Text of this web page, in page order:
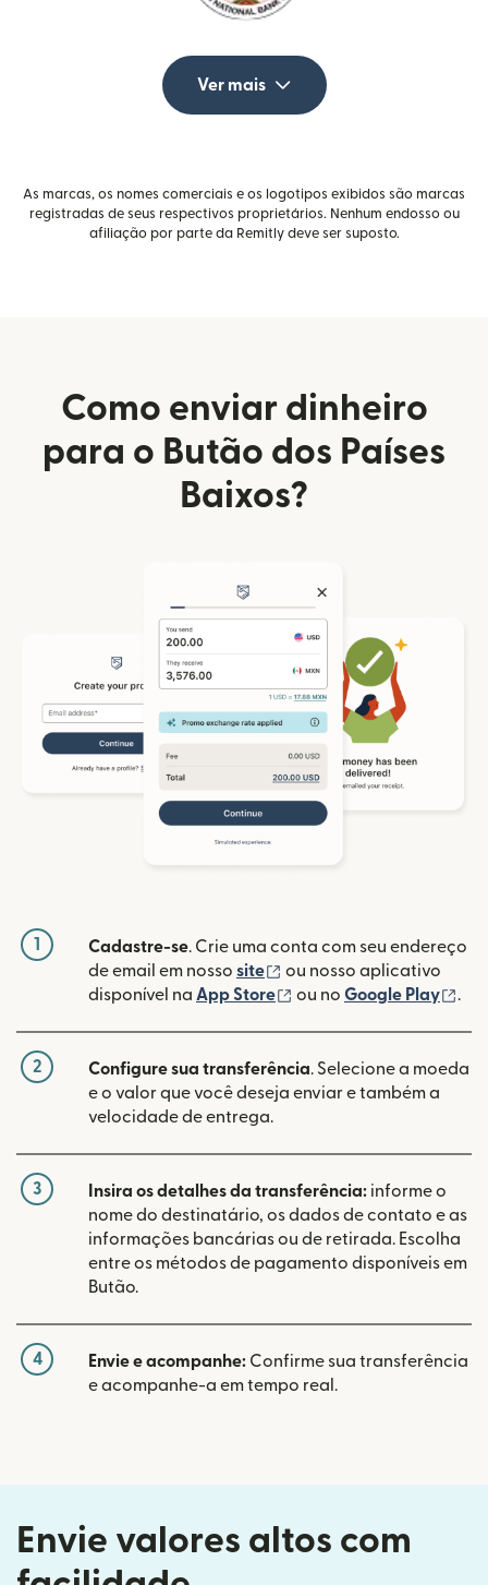
Ver mais
As marcas, os nomes comerciais e os logotipos exibidos são marcas
registradas de seus respectivos proprietários. Nenhum endosso ou
afiliação por parte da Remitly deve ser suposto.
Como enviar dinheiro
para o Butão dos Países
Baixos?
1 Cadastre-se. Crie uma conta com seu endereço
de email em nosso site (abre em uma nova
ou nosso aplicativo
disponível na App Store (abre em uma nova
ou no Google Play .
2 Configure sua transferência. Selecione a moeda
e o valor que você deseja enviar e também a
velocidade de entrega.
3 Insira os detalhes da transferência: informe o
nome do destinatário, os dados de contato e as
informações bancárias ou de retirada. Escolha
entre os métodos de pagamento disponíveis em
Butão.
4 Envie e acompanhe: Confirme sua transferência
e acompanhe-a em tempo real.
Envie valores altos com